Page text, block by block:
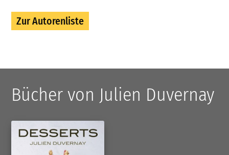
Zur Autorenliste
Bücher von Julien Duvernay